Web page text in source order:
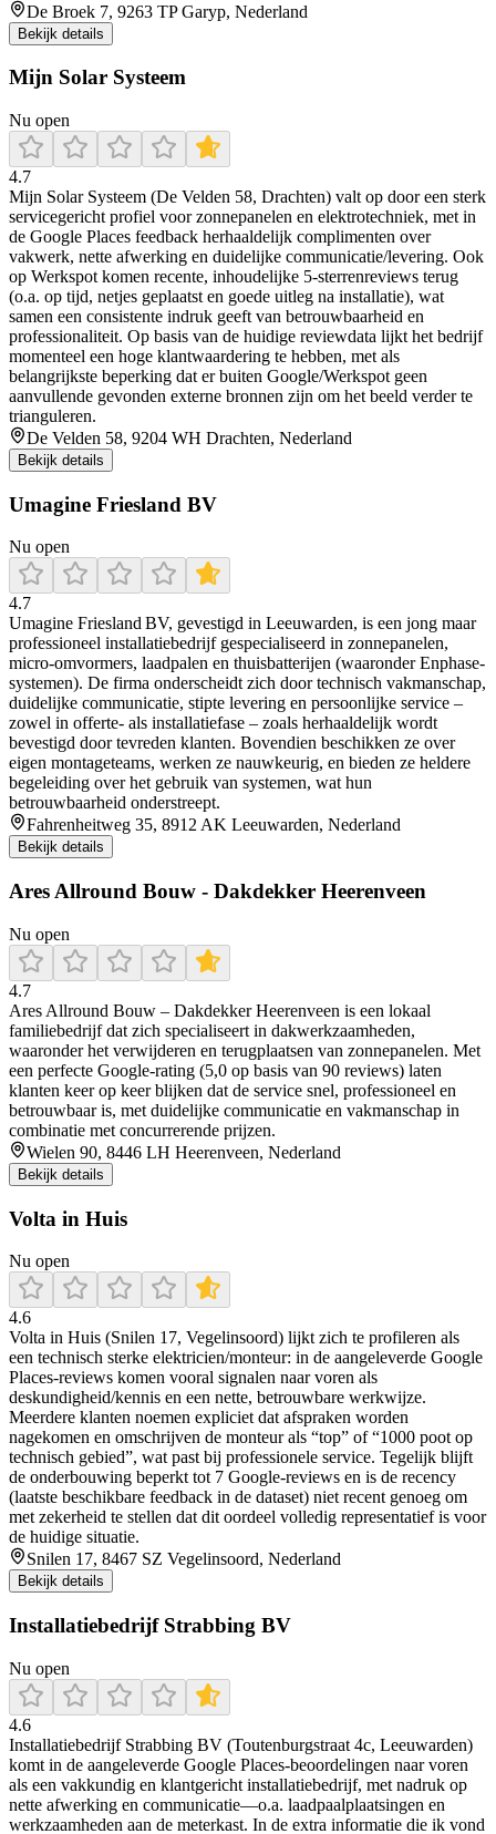
De Broek 7, 9263 TP Garyp, Nederland
Bekijk details
Mijn Solar Systeem
Nu open
4.7
Mijn Solar Systeem (De Velden 58, Drachten) valt op door een sterk
servicegericht profiel voor zonnepanelen en elektrotechniek, met in
de Google Places feedback herhaaldelijk complimenten over
vakwerk, nette afwerking en duidelijke communicatie/levering. Ook
op Werkspot komen recente, inhoudelijke 5-sterrenreviews terug
(o.a. op tijd, netjes geplaatst en goede uitleg na installatie), wat
samen een consistente indruk geeft van betrouwbaarheid en
professionaliteit. Op basis van de huidige reviewdata lijkt het bedrijf
momenteel een hoge klantwaardering te hebben, met als
belangrijkste beperking dat er buiten Google/Werkspot geen
aanvullende gevonden externe bronnen zijn om het beeld verder te
trianguleren.
De Velden 58, 9204 WH Drachten, Nederland
Bekijk details
Umagine Friesland BV
Nu open
4.7
Umagine Friesland BV, gevestigd in Leeuwarden, is een jong maar
professioneel installatiebedrijf gespecialiseerd in zonnepanelen,
micro‑omvormers, laadpalen en thuisbatterijen (waaronder Enphase-
systemen). De firma onderscheidt zich door technisch vakmanschap,
duidelijke communicatie, stipte levering en persoonlijke service –
zowel in offerte- als installatiefase – zoals herhaaldelijk wordt
bevestigd door tevreden klanten. Bovendien beschikken ze over
eigen montageteams, werken ze nauwkeurig, en bieden ze heldere
begeleiding over het gebruik van systemen, wat hun
betrouwbaarheid onderstreept.
Fahrenheitweg 35, 8912 AK Leeuwarden, Nederland
Bekijk details
Ares Allround Bouw - Dakdekker Heerenveen
Nu open
4.7
Ares Allround Bouw – Dakdekker Heerenveen is een lokaal
familiebedrijf dat zich specialiseert in dakwerkzaamheden,
waaronder het verwijderen en terugplaatsen van zonnepanelen. Met
een perfecte Google-rating (5,0 op basis van 90 reviews) laten
klanten keer op keer blijken dat de service snel, professioneel en
betrouwbaar is, met duidelijke communicatie en vakmanschap in
combinatie met concurrerende prijzen.
Wielen 90, 8446 LH Heerenveen, Nederland
Bekijk details
Volta in Huis
Nu open
4.6
Volta in Huis (Snilen 17, Vegelinsoord) lijkt zich te profileren als
een technisch sterke elektricien/monteur: in de aangeleverde Google
Places-reviews komen vooral signalen naar voren als
deskundigheid/kennis en een nette, betrouwbare werkwijze.
Meerdere klanten noemen expliciet dat afspraken worden
nagekomen en omschrijven de monteur als “top” of “1000 poot op
technisch gebied”, wat past bij professionele service. Tegelijk blijft
de onderbouwing beperkt tot 7 Google-reviews en is de recency
(laatste beschikbare feedback in de dataset) niet recent genoeg om
met zekerheid te stellen dat dit oordeel volledig representatief is voor
de huidige situatie.
Snilen 17, 8467 SZ Vegelinsoord, Nederland
Bekijk details
Installatiebedrijf Strabbing BV
Nu open
4.6
Installatiebedrijf Strabbing BV (Toutenburgstraat 4c, Leeuwarden)
komt in de aangeleverde Google Places-beoordelingen naar voren
als een vakkundig en klantgericht installatiebedrijf, met nadruk op
nette afwerking en communicatie—o.a. laadpaalplaatsingen en
werkzaamheden aan de meterkast. In de extra informatie die ik vond